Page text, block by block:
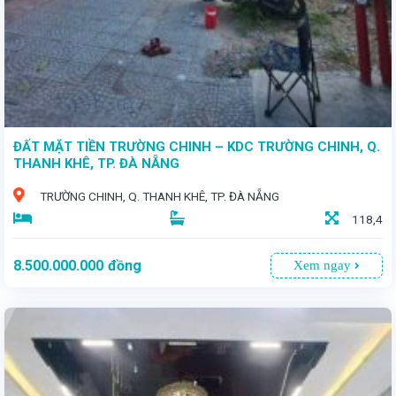
ĐẤT MẶT TIỀN TRƯỜNG CHINH – KDC TRƯỜNG CHINH, Q.
THANH KHÊ, TP. ĐÀ NẴNG
TRƯỜNG CHINH, Q. THANH KHÊ, TP. ĐÀ NẴNG
118,4
8.500.000.000 đồng Xem ngay